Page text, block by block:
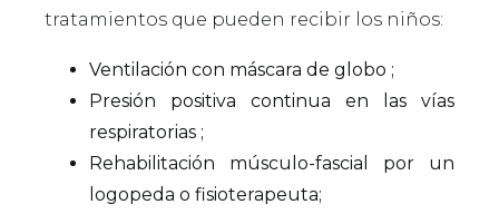
tratamientos que pueden recibir los niños:
Ventilación con máscara de globo ;
Presión positiva continua en las vías
respiratorias ;
Rehabilitación músculo-fascial por un
logopeda o fisioterapeuta;